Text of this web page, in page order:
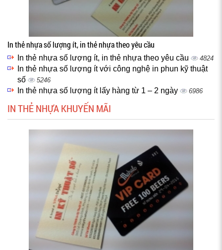
In thẻ nhựa số lượng ít, in thẻ nhựa theo yêu cầu
In thẻ nhựa số lượng ít, in thẻ nhựa theo yêu cầu 4824
In thẻ nhựa số lượng ít với công nghệ in phun kỹ thuật
số
5246
In thẻ nhựa số lượng ít lấy hàng từ 1 – 2 ngày 6986
IN THẺ NHỰA KHUYẾN MÃI